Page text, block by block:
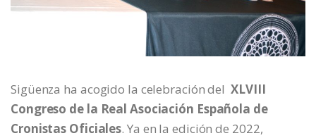
Sigüenza ha acogido la celebración del XLVIII
Congreso de la Real Asociación Española de
Cronistas Oficiales. Ya en la edición de 2022,